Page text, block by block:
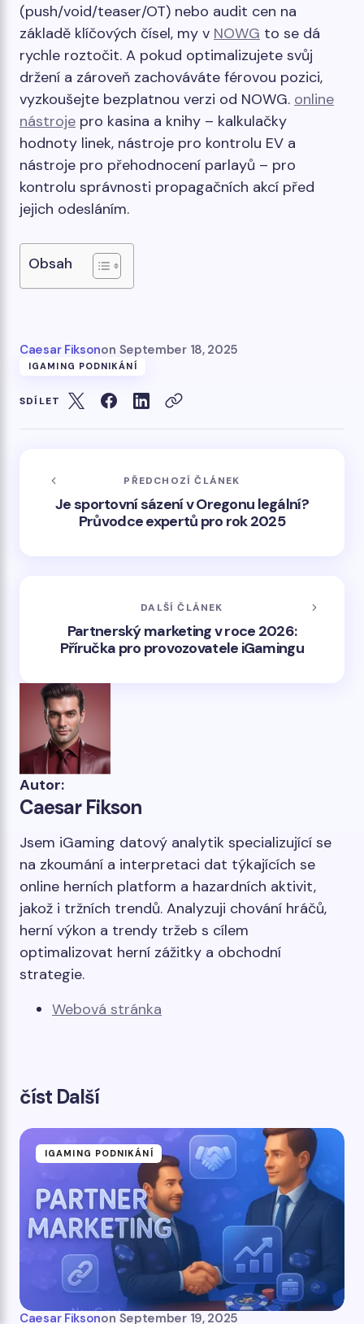
(push/void/teaser/OT) nebo audit cen na
základě klíčových čísel, my v NOWG to se dá
rychle roztočit. A pokud optimalizujete svůj
držení a zároveň zachováváte férovou pozici,
vyzkoušejte bezplatnou verzi od NOWG. online
nástroje pro kasina a knihy – kalkulačky
hodnoty linek, nástroje pro kontrolu EV a
nástroje pro přehodnocení parlayů – pro
kontrolu správnosti propagačních akcí před
jejich odesláním.
Obsah
Caesar Fiksonon September 18, 2025
IGAMING PODNIKÁNÍ
SDÍLET
PŘEDCHOZÍ ČLÁNEK
Je sportovní sázení v Oregonu legální?
Průvodce expertů pro rok 2025
DALŠÍ ČLÁNEK
Partnerský marketing v roce 2026:
Příručka pro provozovatele iGamingu
Autor:
Caesar Fikson
Jsem iGaming datový analytik specializující se
na zkoumání a interpretaci dat týkajících se
online herních platform a hazardních aktivit,
jakož i tržních trendů. Analyzuji chování hráčů,
herní výkon a trendy tržeb s cílem
optimalizovat herní zážitky a obchodní
strategie.
Webová stránka
číst Další
IGAMING PODNIKÁNÍ
Caesar Fiksonon September 19, 2025